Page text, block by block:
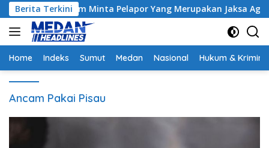
Langsung
ke
konten
Berita Terkini
Hakim Minta Pelapor Yang Merupakan Jaksa Agar
Home Indeks Sumut Medan Nasional Hukum &
Ancam Pakai Pisau